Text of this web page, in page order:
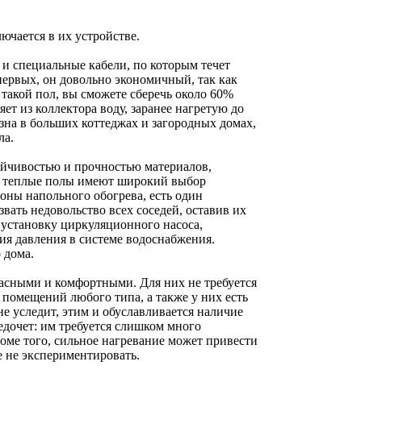
в их устройстве.
специальные кабели, по которым течет
он довольно экономичный, так как
пол, вы сможете сберечь около 60%
из коллектора воду, заранее нагретую до
в больших коттеджах и загородных домах,
и прочностью материалов,
теплые полы имеют широкий выбор
напольного обогрева, есть один
недовольство всех соседей, оставив их
циркуляционного насоса,
давления в системе водоснабжения.
дома.
и комфортными. Для них не требуется
любого типа, а также у них есть
уследит, этим и обуславливается наличие
им требуется слишком много
того, сильное нагревание может привести
экспериментировать.